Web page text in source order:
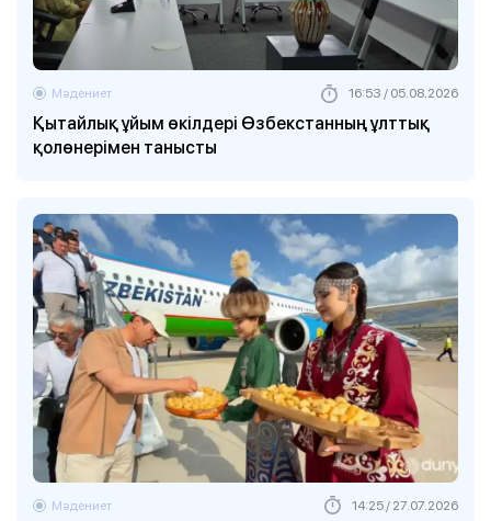
Қытайлық ұйым өкілдері Өзбекстанның ұлттық
қолөнерімен танысты
Мәдениет 16:53 / 05.08.2026
Мәдениет 14:25 / 27.07.2026